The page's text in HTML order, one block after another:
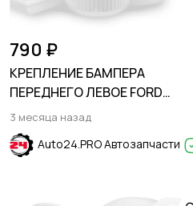
790 ₽
КРЕПЛЕНИЕ БАМПЕРА
ПЕРЕДНЕГО ЛЕВОЕ FORD
EXPLORER 2015-2019
3 месяца назад
Auto24.PRO Автозапчасти